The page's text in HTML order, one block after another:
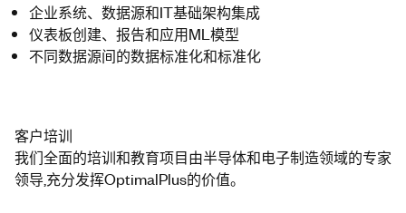
企业系统、数据源和IT基础架构集成
仪表板创建、报告和应用ML模型
不同数据源间的数据标准化和标准化
客户培训
我们全面的培训和教育项目由半导体和电子制造领域的专家
领导,充分发挥OptimalPlus的价值。